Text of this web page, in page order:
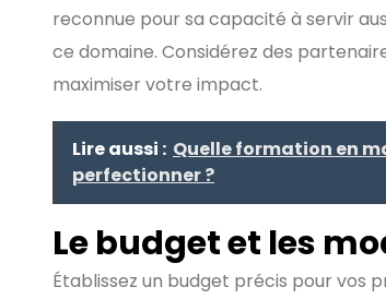
reconnue pour sa capacité à servir
ce domaine. Considérez des
maximiser votre impact.
Lire aussi : Quelle formation en
perfectionner ?
Le budget et les
Établissez un budget précis pour vos